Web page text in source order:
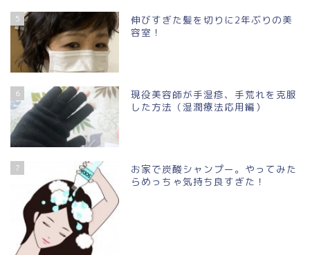
5
伸びすぎた髪を切りに2年ぶりの美
容室！
6
現役美容師が手湿疹、手荒れを克服
した方法（湿潤療法応用編）
7
お家で炭酸シャンプー。やってみた
らめっちゃ気持ち良すぎた！